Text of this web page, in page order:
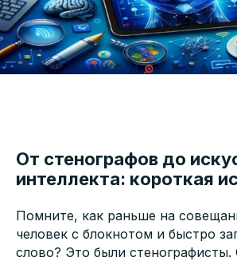
От стенографов до
интеллекта: короткая
Помните, как раньше на
человек с блокнотом и быстро
слово? Это были стенографисты.